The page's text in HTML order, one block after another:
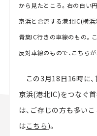
から見たところ。右の白い
京浜と合流する港北IC(横
青葉IC行きの車線のもの。
反対車線のもので、こちら
この3月18日16時に、
京浜(港北IC)をつなぐ首
は、ご存じの方も多い
はこちら )。